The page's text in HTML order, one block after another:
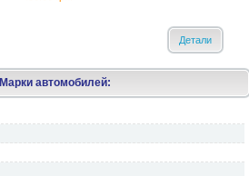
Марки автомобилей:
Детали